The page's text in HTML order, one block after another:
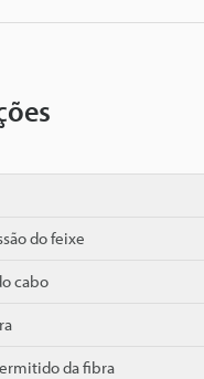
do feixe
cabo
da fibra